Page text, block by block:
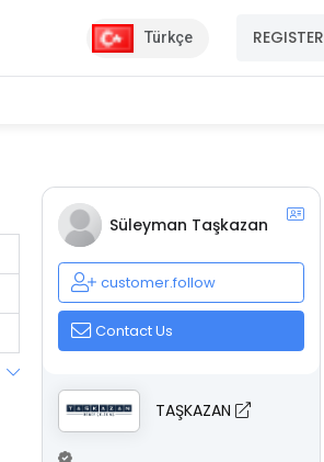
Türkçe REGISTER
Süleyman Taşkazan
customer.follow
Contact Us
TAŞKAZAN